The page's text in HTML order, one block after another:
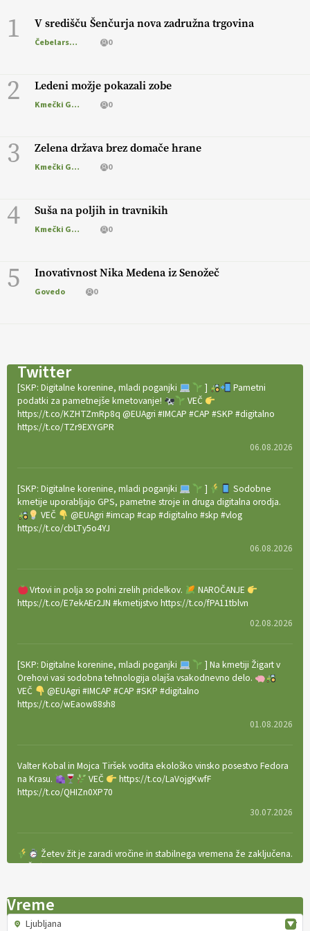
1 V središču Šenčurja nova zadružna trgovina
Čebelarstvo 0
2 Ledeni možje pokazali zobe
Kmečki Glas 0
3 Zelena država brez domače hrane
Kmečki Glas 0
4 Suša na poljih in travnikih
Kmečki Glas 0
5 Inovativnost Nika Medena iz Senožeč
Govedo 0
Twitter
[SKP: Digitalne korenine, mladi poganjki ]
Pametni
podatki za pametnejše kmetovanje!
VEČ
https://t.co/KZHTZmRp8q @EUAgri #IMCAP #CAP #SKP #digitalno
https://t.co/TZr9EXYGPR
06.08.2026
[SKP: Digitalne korenine, mladi poganjki ]
Sodobne
kmetije uporabljajo GPS, pametne stroje in druga digitalna orodja.
VEČ
@EUAgri #imcap #cap #digitalno #skp #vlog
https://t.co/cbLTy5o4YJ
06.08.2026
Vrtovi in polja so polni zrelih pridelkov.
NAROČANJE
https://t.co/E7ekAEr2JN #kmetijstvo https://t.co/fPA11tblvn
02.08.2026
[SKP: Digitalne korenine, mladi poganjki
] Na kmetiji Žigart v
Orehovi vasi sodobna tehnologija olajša vsakodnevno delo.
VEČ
@EUAgri #IMCAP #CAP #SKP #digitalno
https://t.co/wEaow88sh8
01.08.2026
Valter Kobal in Mojca Tiršek vodita ekološko vinsko posestvo Fedora
na Krasu.
VEČ
https://t.co/LaVojgKwfF
https://t.co/QHIZn0XP70
30.07.2026
Žetev žit je zaradi vročine in stabilnega vremena že zaključena.
VEČ
https://t.co/bBWaIz6Hhh https://t.co/TtKoOF5ENS
Vreme
Ljubljana